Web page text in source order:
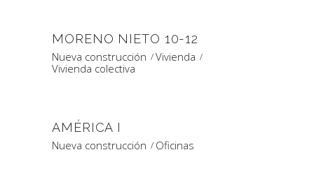
MORENO NIETO 10-12
Nueva construcción
Vivienda
Vivienda colectiva
AMÉRICA I
Nueva construcción Oficinas